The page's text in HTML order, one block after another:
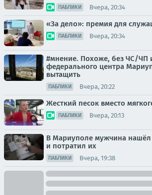
ПАБЛИКИ Вчера, 20:34
«За дело»: премия для
ПАБЛИКИ Вчера, 20:34
#мнение. Похоже, без ЧС/ЧП
федерального центра
вытащить
ПАБЛИКИ Вчера, 20:22
Жесткий песок вместо
ПАБЛИКИ Вчера, 20:13
В Мариуполе мужчина нашёл
и потратил их
ПАБЛИКИ Вчера, 19:38